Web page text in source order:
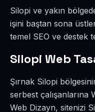
Silopi ve yakın
işini baştan sona
temel SEO ve destek
Silopi Web
Şırnak Silopi
serbest çalışanlarına
Web Dizayn, sitenizi